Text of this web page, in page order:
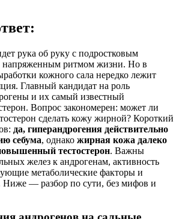
рука об руку с подростковым
напряженным ритмом жизни. Но в
кожного сала нередко лежит
Главный кандидат на роль
и их самый известный
Вопрос закономерен: может ли
сделать кожу жирной? Короткий
да, гиперандрогения действительно
себума, однако жирная кожа далеко
тестостерон. Важны
желез к андрогенам, активность
метаболические факторы и
— разбор по сути, без мифов и